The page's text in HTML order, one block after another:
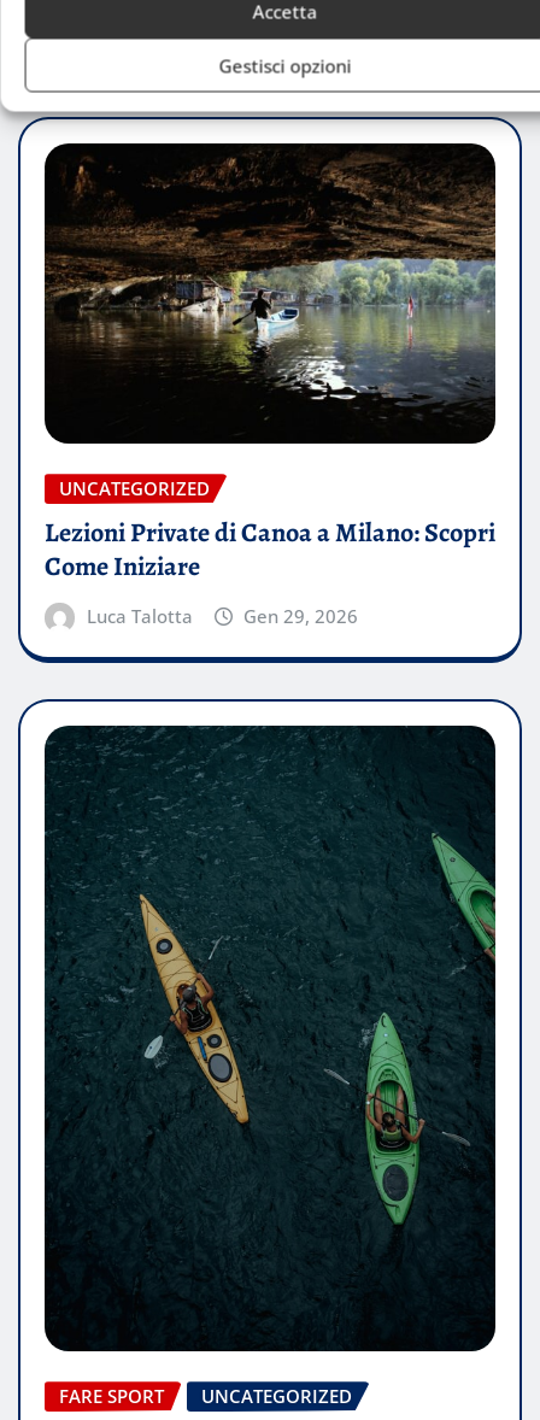
Accetta
Gestisci opzioni
Luca Talotta Feb 1, 2026
UNCATEGORIZED
Lezioni Private di Canoa a Milano: Scopri
Come Iniziare
Luca Talotta Gen 29, 2026
FARE SPORT UNCATEGORIZED